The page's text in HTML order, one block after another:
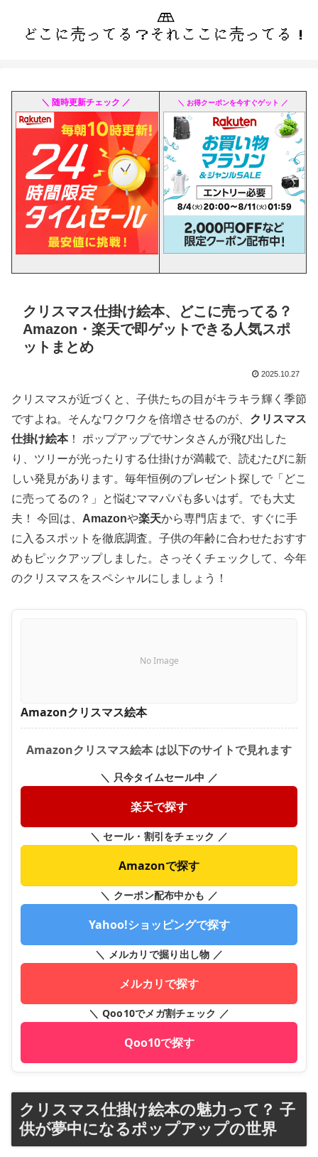
＼ 随時更新チェック ／ ＼ お得クーポンを今すぐゲット ／
クリスマス仕掛け絵本、どこに売ってる？
Amazon・楽天で即ゲットできる人気スポ
ットまとめ
2025.10.27
クリスマスが近づくと、子供たちの目がキラキラ輝く季節
ですよね。そんなワクワクを倍増させるのが、 クリスマス
仕掛け絵本！ ポップアップでサンタさんが飛び出した
り、ツリーが光ったりする仕掛けが満載で、読むたびに新
しい発見があります。毎年恒例のプレゼント探しで「どこ
に売ってるの？」と悩むママパパも多いはず。でも大丈
夫！ 今回は、 Amazonや楽天から専門店まで、すぐに手
に入るスポットを徹底調査。子供の年齢に合わせたおすす
めもピックアップしました。さっそくチェックして、今年
のクリスマスをスペシャルにしましょう！
No Image
Amazonクリスマス絵本
Amazonクリスマス絵本 は以下のサイトで見れます
＼ 只今タイムセール中 ／
楽天で探す
＼ セール・割引をチェック ／
Amazonで探す
＼ クーポン配布中かも ／
Yahoo!ショッピングで探す
＼ メルカリで掘り出し物 ／
メルカリで探す
＼ Qoo10でメガ割チェック ／
Qoo10で探す
クリスマス仕掛け絵本の魅力って？ 子
供が夢中になるポップアップの世界